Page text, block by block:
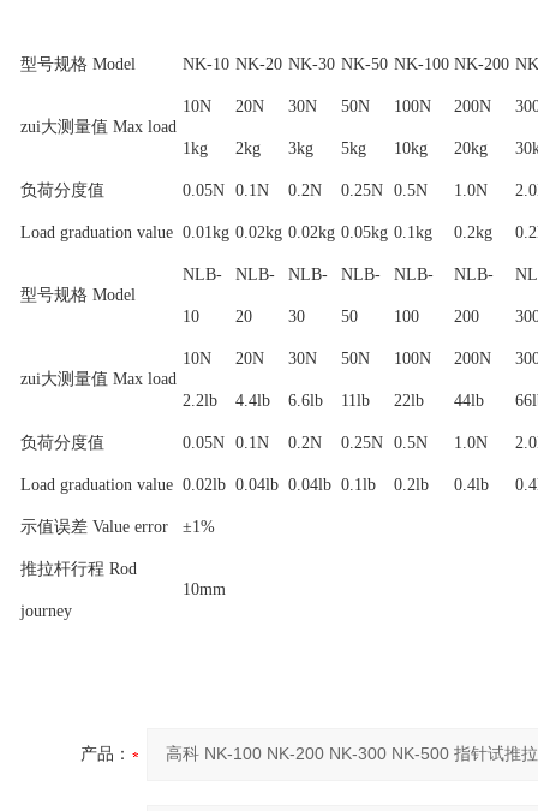
型号规格 Model NK-10 NK-20 NK-30 NK-50 NK-100 NK-200
zui大测量值 Max load
10N
1kg
20N
2kg
30N
3kg
50N
5kg
100N
10kg
200N
20kg
负荷分度值
Load graduation value
0.05N
0.01kg
0.1N
0.02kg
0.2N
0.02kg
0.25N
0.05kg
0.5N
0.1kg
1.0N
0.2kg
型号规格 Model
NLB-
10
NLB-
20
NLB-
30
NLB-
50
NLB-
100
NLB-
200
zui大测量值 Max load
10N
2.2lb
20N
4.4lb
30N
6.6lb
50N
11lb
100N
22lb
200N
44lb
负荷分度值
Load graduation value
0.05N
0.02lb
0.1N
0.04lb
0.2N
0.04lb
0.25N
0.1lb
0.5N
0.2lb
1.0N
0.4lb
示值误差 Value error ±1%
推拉杆行程 Rod
journey
10mm
产品：